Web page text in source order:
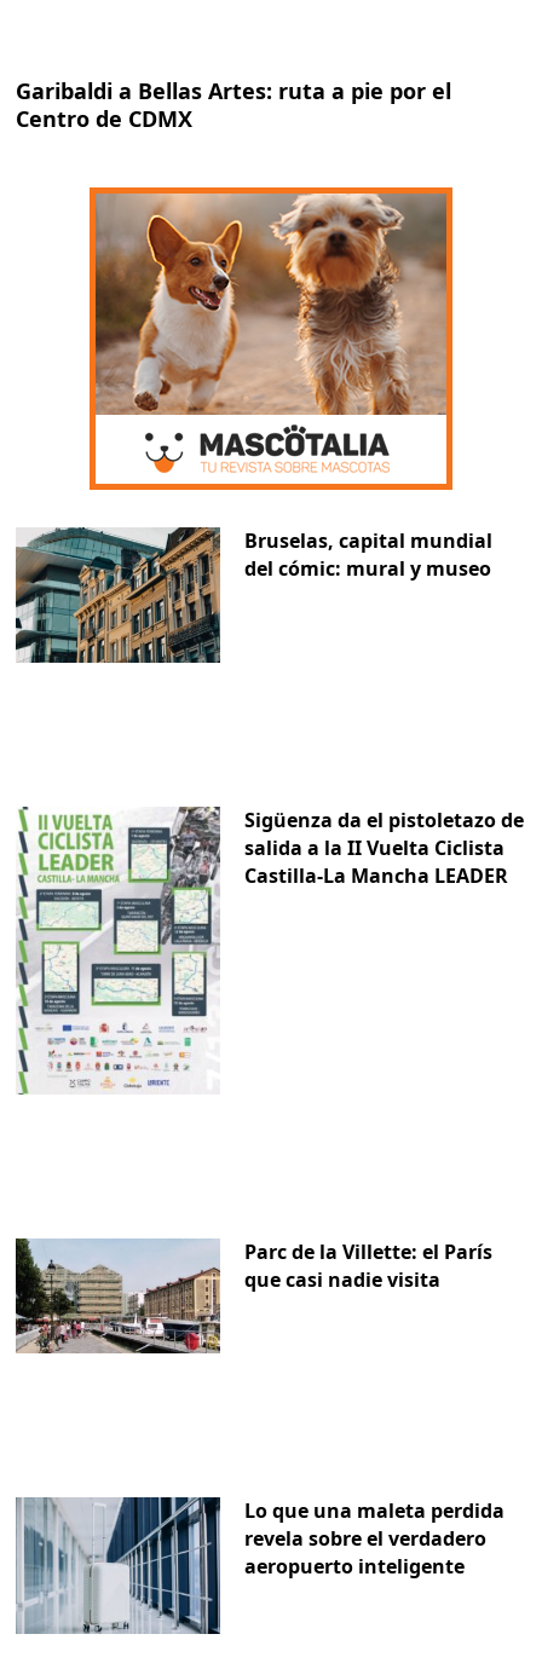
Garibaldi a Bellas Artes: ruta a pie por el
Centro de CDMX
Bruselas, capital mundial
del cómic: mural y museo
Sigüenza da el pistoletazo de
salida a la II Vuelta Ciclista
Castilla-La Mancha LEADER
Parc de la Villette: el París
que casi nadie visita
Lo que una maleta perdida
revela sobre el verdadero
aeropuerto inteligente